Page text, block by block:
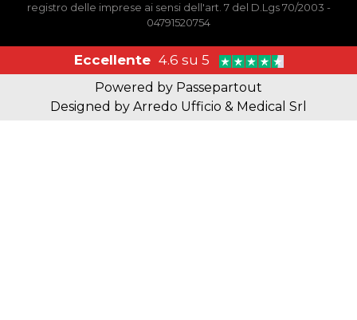
registro delle imprese ai sensi dell'art. 7 del D.Lgs 70/2003 -
04791520754
Eccellente 4.6 su 5
Powered by Passepartout
Designed by Arredo Ufficio & Medical Srl